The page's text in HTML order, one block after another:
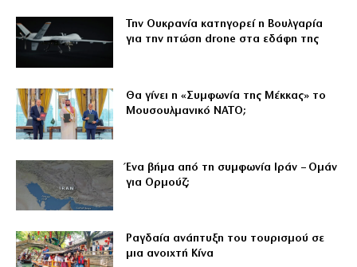
Την Ουκρανία κατηγορεί η Βουλγαρία
για την πτώση drone στα εδάφη της
Θα γίνει η «Συμφωνία της Μέκκας» το
Μουσουλμανικό ΝΑΤΟ;
Ένα βήμα από τη συμφωνία Ιράν – Ομάν
για Ορμούζ;
Ραγδαία ανάπτυξη του τουρισμού σε
μια ανοιχτή Κίνα